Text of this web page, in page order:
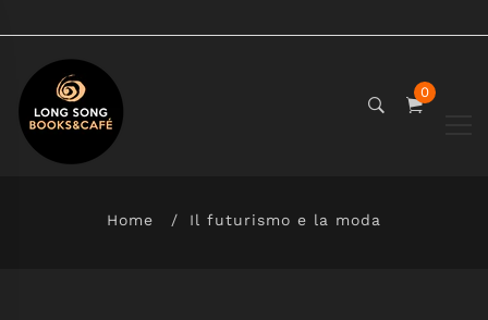
0
Home Il futurismo e la moda